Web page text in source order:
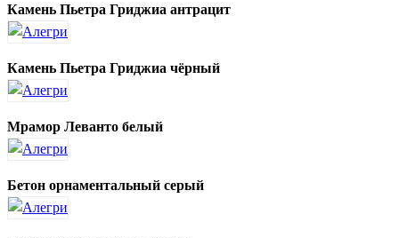
Камень Пьетра Гриджиа антрацит
Камень Пьетра Гриджиа чёрный
Мрамор Леванто белый
Бетон орнаментальный серый